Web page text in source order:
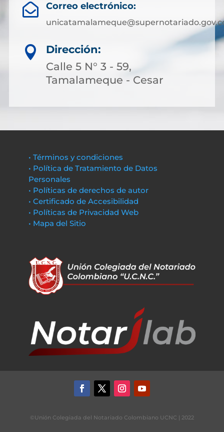
 Correo electrónico:

Dirección:
Calle 5 N° 3 - 59,
Tamalameque - Cesar
• Términos y condiciones
• Política de Tratamiento de Datos
Personales
• Políticas de derechos de autor
• Certificado de Accesibilidad
• Políticas de Privacidad Web
• Mapa del Sitio
©Unión Colegiada del Notariado Colombiano UCNC | 2022